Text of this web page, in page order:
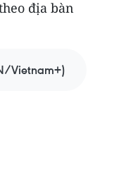
địa bàn
Vietnam+)